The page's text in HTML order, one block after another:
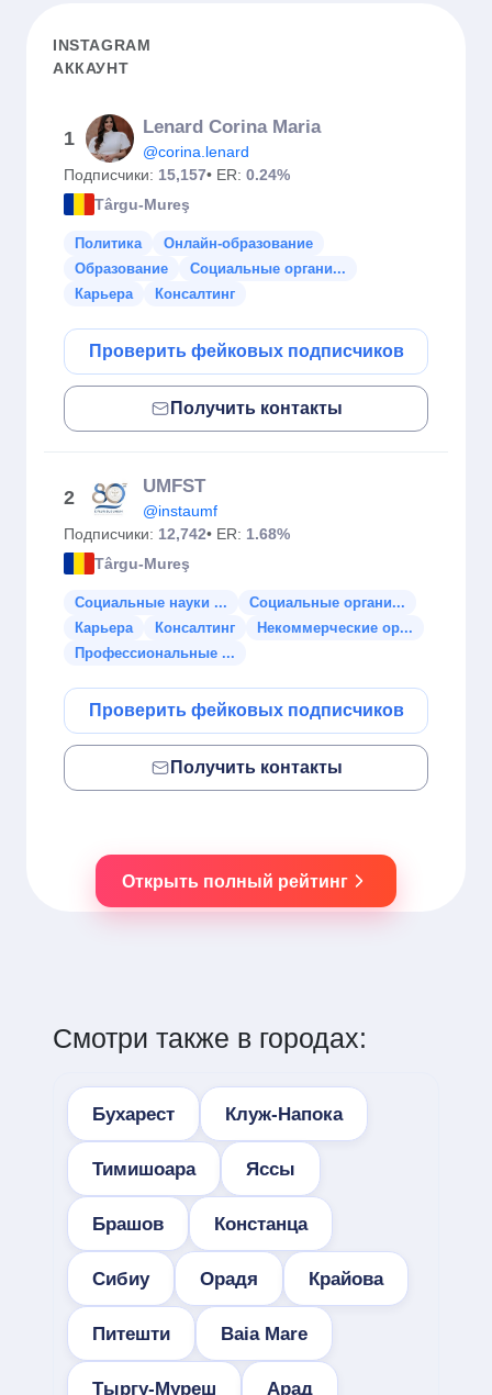
INSTAGRAM
АККАУНТ
1
Lenard Corina Maria
@corina.lenard
Подписчики: 15,157• ER: 0.24%
Târgu-Mureş
Политика
Онлайн-образование
Образование
Социальные органи...
Карьера
Консалтинг
Проверить фейковых подписчиков
Получить контакты
2
UMFST
@instaumf
Подписчики: 12,742• ER: 1.68%
Târgu-Mureş
Социальные науки ...
Социальные органи...
Карьера
Консалтинг
Некоммерческие ор...
Профессиональные ...
Проверить фейковых подписчиков
Получить контакты
Открыть полный рейтинг
Смотри также в городах:
Бухарест Клуж-Напока
Тимишоара Яссы
Брашов Констанца
Сибиу Орадя Крайова
Питешти Baia Mare
Тыргу-Муреш Арад